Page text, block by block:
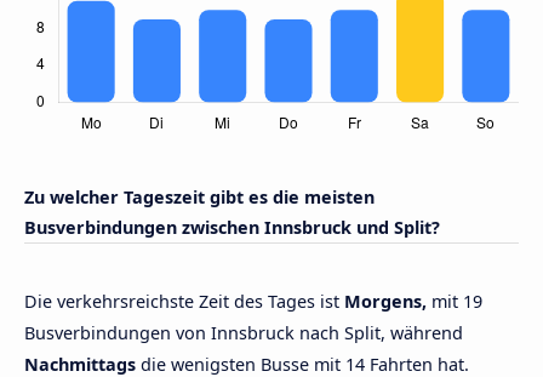
Zu welcher Tageszeit gibt es die meisten
Busverbindungen zwischen Innsbruck und Split?
Die verkehrsreichste Zeit des Tages ist Morgens, mit 19
Busverbindungen von Innsbruck nach Split, während
Nachmittags die wenigsten Busse mit 14 Fahrten hat.